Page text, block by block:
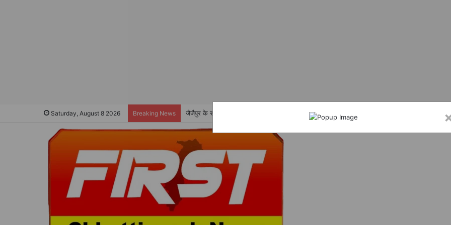
Saturday, August 8 2026 Breaking News जैजैपुर के स्वामी आत्मानंद स्कूल में विधिक जागरूकता शिविर, छात्रों को पॉक्सो एक्ट और साइबर अपराध की दी